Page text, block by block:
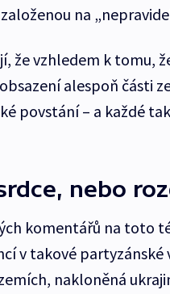
na
že vzhledem k tomu,
alespoň části
povstání – a každé
nebo
komentářů na toto
v takové
nakloněná